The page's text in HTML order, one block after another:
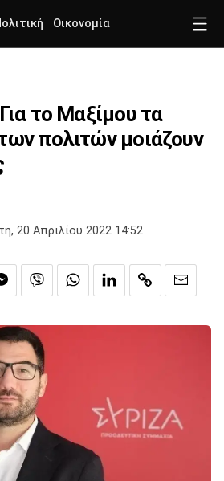
Οικονομία
το Μαξίμου τα
πολιτών μοιάζουν
20 Απριλίου 2022 14:52